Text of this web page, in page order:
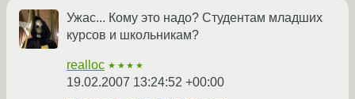
Ужас... Кому это надо? Студентам младших
курсов и школьникам?
realloc ★★★★
19.02.2007 13:24:52 +00:00